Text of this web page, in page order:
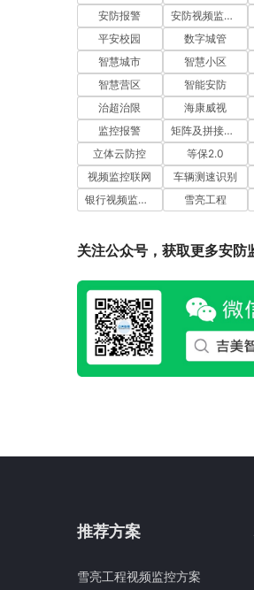
安防报警
安防视频监控平台
平安校园
数字城管
智慧城市
智慧小区
智慧营区
智能安防
治超治限
海康威视
监控报警
矩阵及拼接电视墙管理
立体云防控
等保2.0
视频监控联网
车辆测速识别
银行视频监控联网
雪亮工程
关注公众号，获取更多安防
推荐方案
雪亮工程视频监控方案